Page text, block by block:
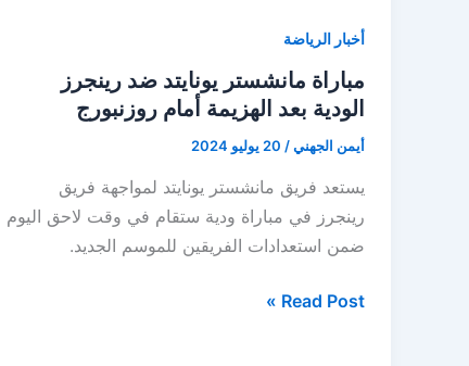
أخبار الرياضة
مباراة مانشستر يونايتد ضد رينجرز
الودية بعد الهزيمة أمام روزنبورج
أيمن الجهني/ 20 يوليو 2024
يستعد فريق مانشستر يونايتد لمواجهة فريق
رينجرز في مباراة ودية ستقام في وقت لاحق اليوم
ضمن استعدادات الفريقين للموسم الجديد.
مباراة
Read Post »